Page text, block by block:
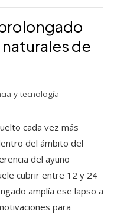
de
y tecnología
cada vez más
del ámbito del
del ayuno
cubrir entre 12 y 24
amplía ese lapso a
para